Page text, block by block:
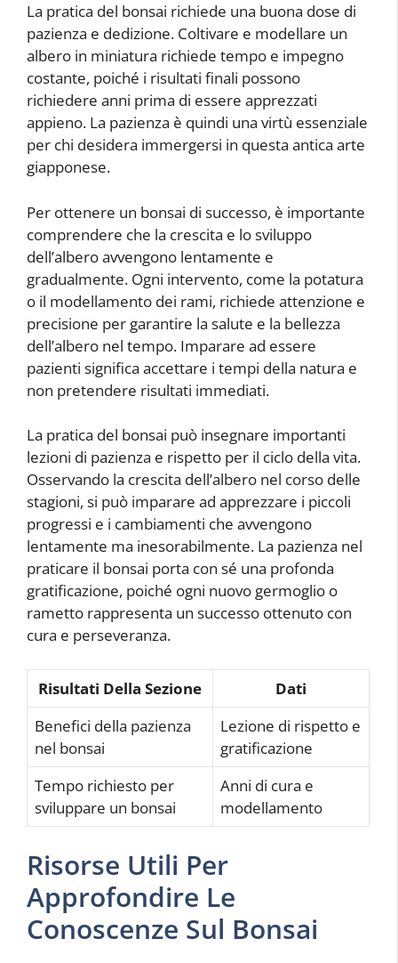
La pratica del bonsai richiede una buona dose di
pazienza e dedizione. Coltivare e modellare un
albero in miniatura richiede tempo e impegno
costante, poiché i risultati finali possono
richiedere anni prima di essere apprezzati
appieno. La pazienza è quindi una virtù essenziale
per chi desidera immergersi in questa antica arte
giapponese.
Per ottenere un bonsai di successo, è importante
comprendere che la crescita e lo sviluppo
dell’albero avvengono lentamente e
gradualmente. Ogni intervento, come la potatura
o il modellamento dei rami, richiede attenzione e
precisione per garantire la salute e la bellezza
dell’albero nel tempo. Imparare ad essere
pazienti significa accettare i tempi della natura e
non pretendere risultati immediati.
La pratica del bonsai può insegnare importanti
lezioni di pazienza e rispetto per il ciclo della vita.
Osservando la crescita dell’albero nel corso delle
stagioni, si può imparare ad apprezzare i piccoli
progressi e i cambiamenti che avvengono
lentamente ma inesorabilmente. La pazienza nel
praticare il bonsai porta con sé una profonda
gratificazione, poiché ogni nuovo germoglio o
rametto rappresenta un successo ottenuto con
cura e perseveranza.
Risultati Della Sezione
Dati
Benefici della pazienza
nel bonsai
Lezione di rispetto e
gratificazione
Tempo richiesto per
sviluppare un bonsai
Anni di cura e
modellamento
Risorse Utili Per
Approfondire Le
Conoscenze Sul Bonsai